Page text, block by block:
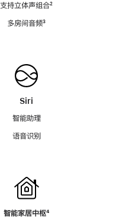
支持立体声组合脚
²
多房间音频脚
³
Siri
智能助理
语音识别
智能家居中枢脚
⁴